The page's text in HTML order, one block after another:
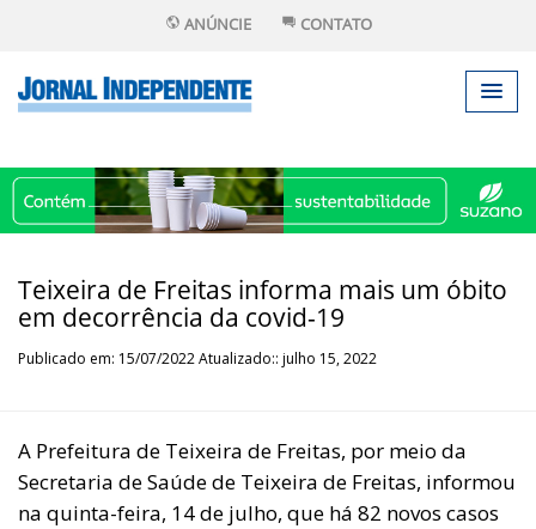
ANÚNCIE CONTATO
Teixeira de Freitas informa mais um óbito
em decorrência da covid-19
Publicado em: 15/07/2022 Atualizado:: julho 15, 2022
A Prefeitura de Teixeira de Freitas, por meio da
Secretaria de Saúde de Teixeira de Freitas, informou
na quinta-feira, 14 de julho, que há 82 novos casos